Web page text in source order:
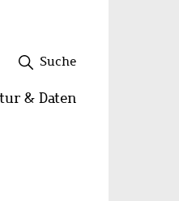
Suche
& Daten